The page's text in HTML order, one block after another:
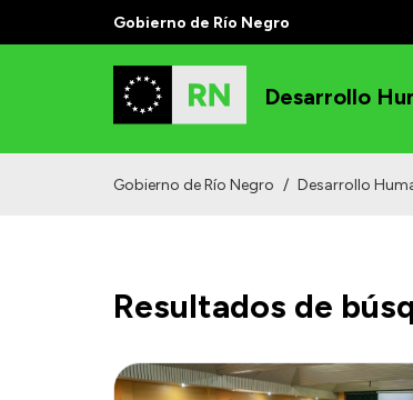
Gobierno de Río Negro
Desarrollo
Gobierno de Río Negro / Desarrollo
Resultados de